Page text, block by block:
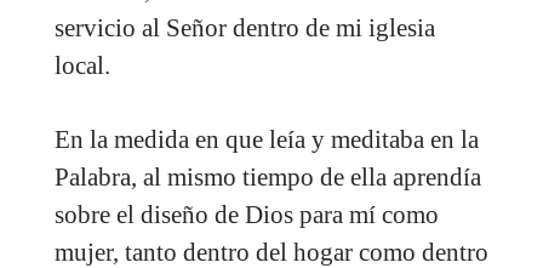
servicio al Señor dentro de mi iglesia
local.
En la medida en que leía y meditaba en la
Palabra, al mismo tiempo de ella aprendía
sobre el diseño de Dios para mí como
mujer, tanto dentro del hogar como dentro